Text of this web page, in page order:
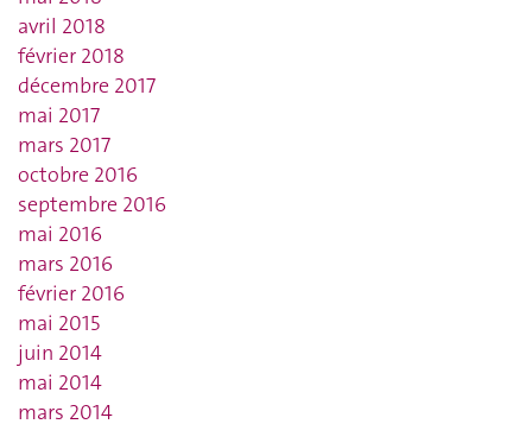
avril 2018
février 2018
décembre 2017
mai 2017
mars 2017
octobre 2016
septembre 2016
mai 2016
mars 2016
février 2016
mai 2015
juin 2014
mai 2014
mars 2014